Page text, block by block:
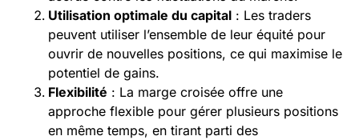
Utilisation optimale du capital : Les traders
peuvent utiliser l’ensemble de leur équité pour
ouvrir de nouvelles positions, ce qui maximise le
potentiel de gains.
Flexibilité : La marge croisée offre une
approche flexible pour gérer plusieurs positions
en même temps, en tirant parti des